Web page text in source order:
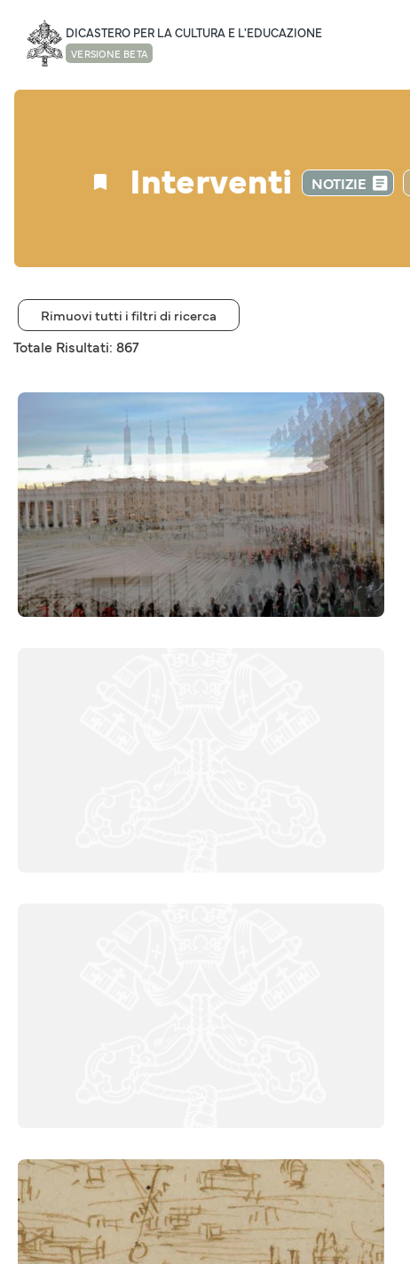
DICASTERO PER LA CULTURA E L'EDUCAZIONE
VERSIONE BETA
Interventi NOTIZIE
Rimuovi tutti i filtri di ricerca
Totale Risultati: 867